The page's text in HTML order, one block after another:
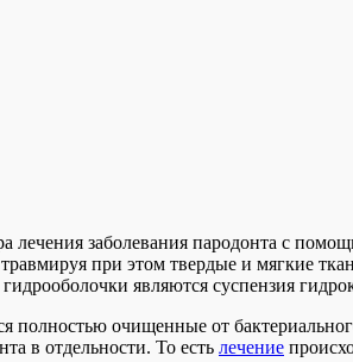
лечения заболевания пародонта с
при этом твердые и мягкие
являются суспензия
полностью очищенные от
в отдельности. То есть лечение